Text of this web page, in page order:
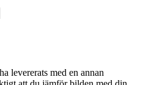
levererats med en annan